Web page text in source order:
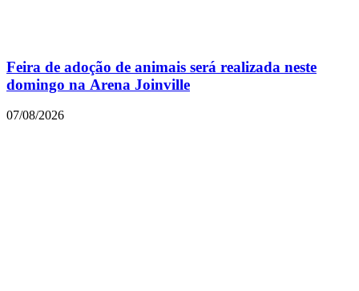
Feira de adoção de animais será realizada neste
domingo na Arena Joinville
07/08/2026